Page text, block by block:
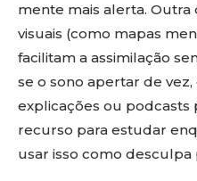
mente mais alerta. Outra
visuais (como mapas
facilitam a assimilação
se o sono apertar de
explicações ou
recurso para estudar
usar isso como desculpa